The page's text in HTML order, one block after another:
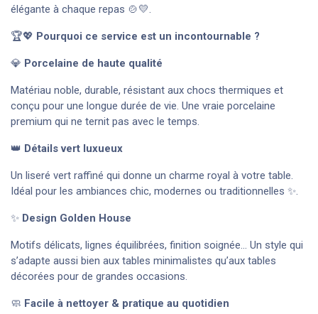
élégante à chaque repas 🍲💛.
🏆💖 Pourquoi ce service est un incontournable ?
💎 Porcelaine de haute qualité
Matériau noble, durable, résistant aux chocs thermiques et
conçu pour une longue durée de vie. Une vraie porcelaine
premium qui ne ternit pas avec le temps.
👑 Détails vert luxueux
Un liseré vert raffiné qui donne un charme royal à votre table.
Idéal pour les ambiances chic, modernes ou traditionnelles ✨.
✨ Design Golden House
Motifs délicats, lignes équilibrées, finition soignée… Un style qui
s’adapte aussi bien aux tables minimalistes qu’aux tables
décorées pour de grandes occasions.
🧼 Facile à nettoyer & pratique au quotidien